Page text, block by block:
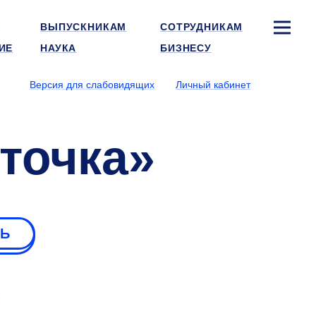
ВЫПУСКНИКАМ
СОТРУДНИКАМ
НАУКА БИЗНЕСУ
Версия для слабовидящих
Личный кабинет